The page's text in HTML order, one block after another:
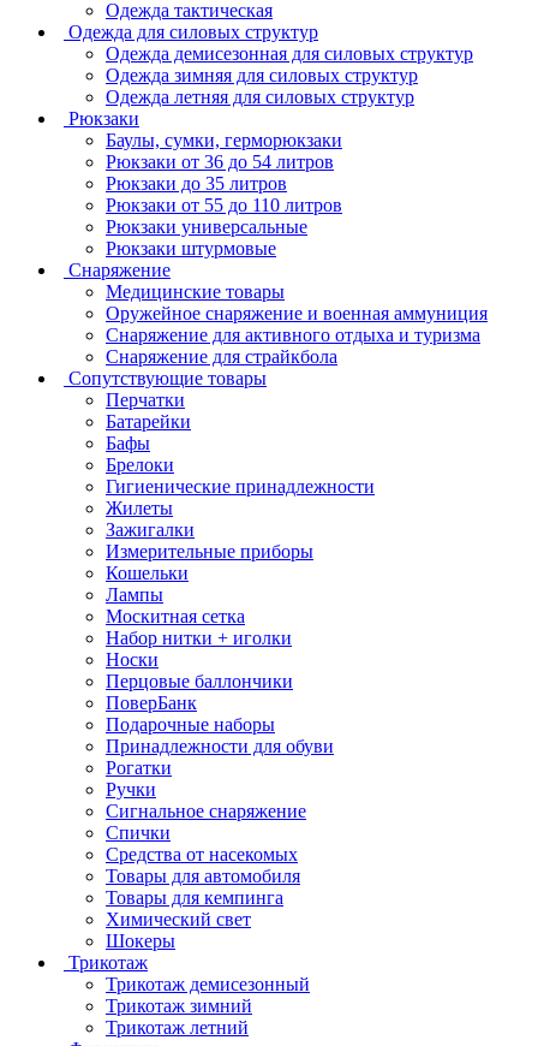
Одежда тактическая
Одежда для силовых структур
Одежда демисезонная для силовых структур
Одежда зимняя для силовых структур
Одежда летняя для силовых структур
Рюкзаки
Баулы, сумки, герморюкзаки
Рюкзаки от 36 до 54 литров
Рюкзаки до 35 литров
Рюкзаки от 55 до 110 литров
Рюкзаки универсальные
Рюкзаки штурмовые
Снаряжение
Медицинские товары
Оружейное снаряжение и военная аммуниция
Снаряжение для активного отдыха и туризма
Снаряжение для страйкбола
Сопутствующие товары
Перчатки
Батарейки
Бафы
Брелоки
Гигиенические принадлежности
Жилеты
Зажигалки
Измерительные приборы
Кошельки
Лампы
Москитная сетка
Набор нитки + иголки
Носки
Перцовые баллончики
ПоверБанк
Подарочные наборы
Принадлежности для обуви
Рогатки
Ручки
Сигнальное снаряжение
Спички
Средства от насекомых
Товары для автомобиля
Товары для кемпинга
Химический свет
Шокеры
Трикотаж
Трикотаж демисезонный
Трикотаж зимний
Трикотаж летний